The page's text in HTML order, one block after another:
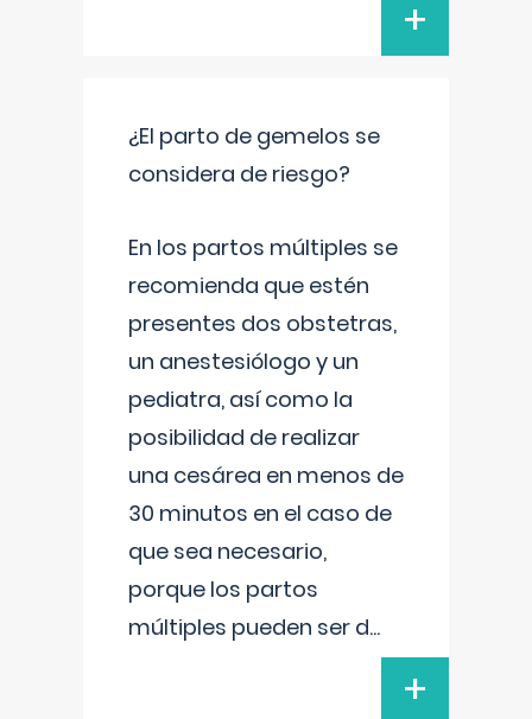
+
¿El parto de gemelos se
considera de riesgo?
En los partos múltiples se
recomienda que estén
presentes dos obstetras,
un anestesiólogo y un
pediatra, así como la
posibilidad de realizar
una cesárea en menos de
30 minutos en el caso de
que sea necesario,
porque los partos
múltiples pueden ser d...
+